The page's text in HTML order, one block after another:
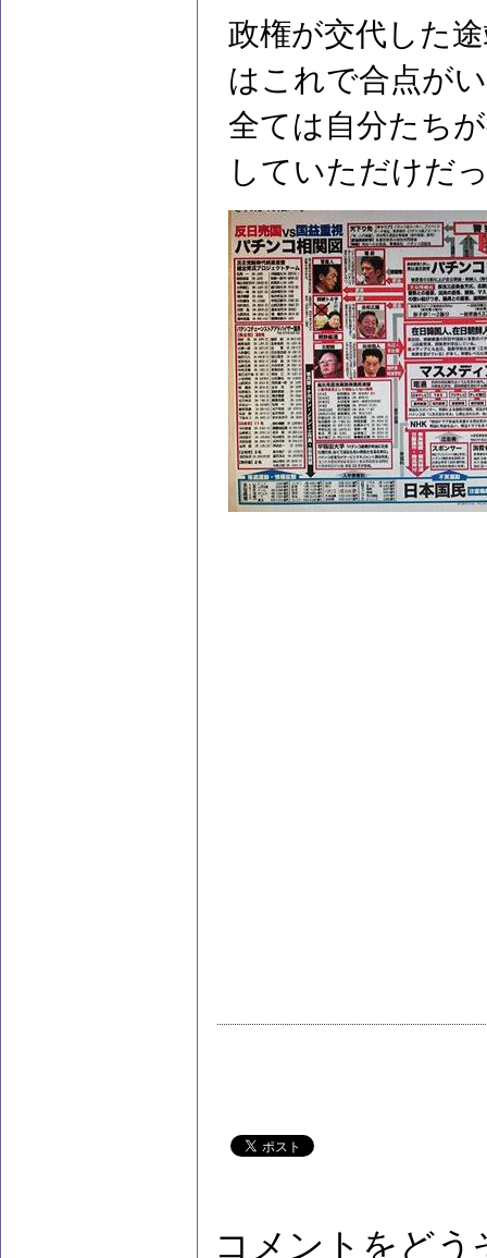
政権が交代した
はこれで合点が
全ては自分たち
していただけだ
コメントをどう